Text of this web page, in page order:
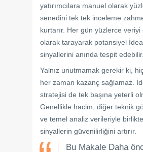
yatırımcılara manuel olarak
senedini tek tek inceleme
kurtarır. Her gün yüzlerce veriyi
olarak tarayarak potansiyel
sinyallerini anında tespit edebilir.
Yalnız unutmamak gerekir ki,
her zaman kazanç sağlamaz.
stratejisi de tek başına yeterli
Genellikle hacim, diğer teknik
ve temel analiz verileriyle birlikte
sinyallerin güvenilirliğini artırır.
Bu Makale Daha